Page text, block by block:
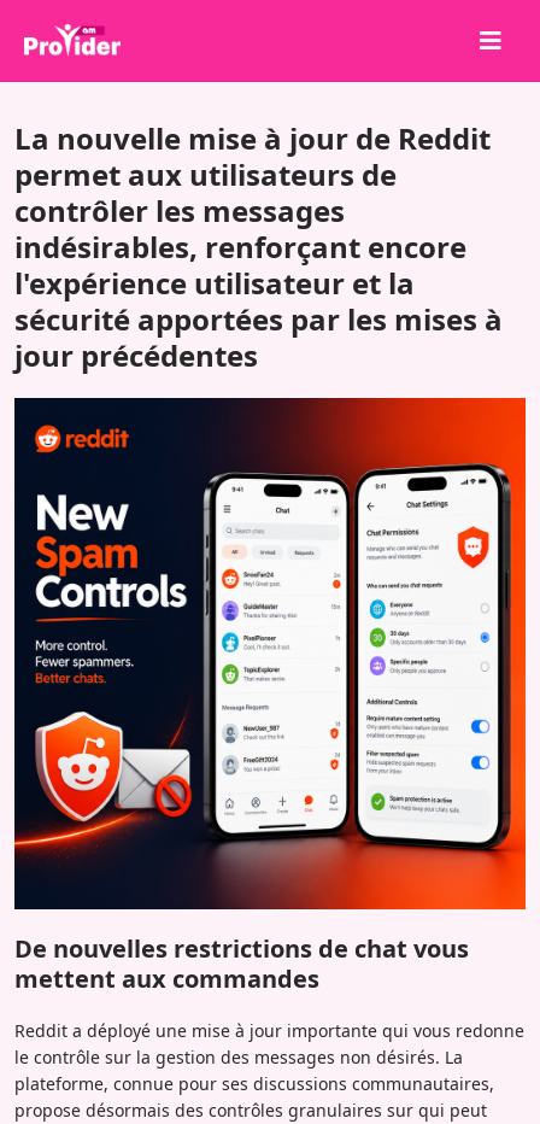
À propos de nous
Se connecter
S'inscrire
Services
API
Conditions
Blog
La nouvelle mise à jour de Reddit
permet aux utilisateurs de
contrôler les messages
indésirables, renforçant encore
l'expérience utilisateur et la
sécurité apportées par les mises à
jour précédentes
De nouvelles restrictions de chat vous
mettent aux commandes
Reddit a déployé une mise à jour importante qui vous redonne
le contrôle sur la gestion des messages non désirés. La
plateforme, connue pour ses discussions communautaires,
propose désormais des contrôles granulaires sur qui peut